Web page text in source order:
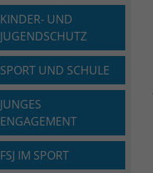
KINDER- UND
JUGENDSCHUTZ
SPORT UND SCHULE
JUNGES
ENGAGEMENT
FSJ IM SPORT